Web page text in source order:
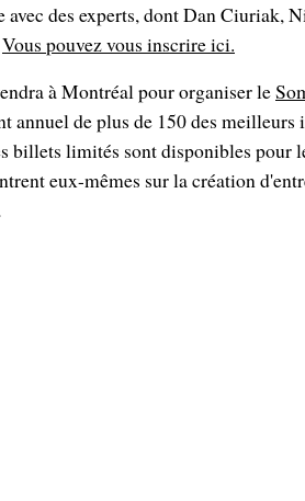
des experts, dont Dan Ciuriak,
Vous pouvez vous inscrire ici.
à Montréal pour organiser le
annuel de plus de 150 des
billets limités sont disponibles pour
eux-mêmes sur la création